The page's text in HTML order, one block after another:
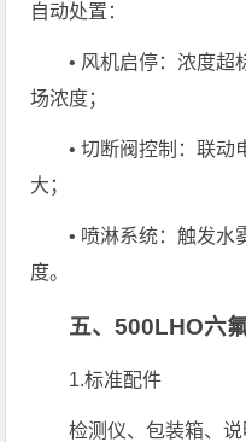
自动处置：
• 风机启停：浓度超
场浓度；
• 切断阀控制：联动
大；
• 喷淋系统：触发水
度。
五、500LHO六
1.标准配件
检测仪、包装箱、